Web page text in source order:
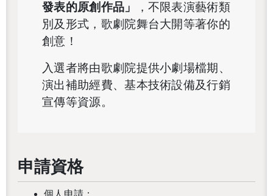
發表的原創作品」
，不限表演藝術類
別及形式，歌劇院舞台大開等著你的
創意！
入選者將由歌劇院提供小劇場檔期、
演出補助經費、基本技術設備及行銷
宣傳等資源。
申請資格